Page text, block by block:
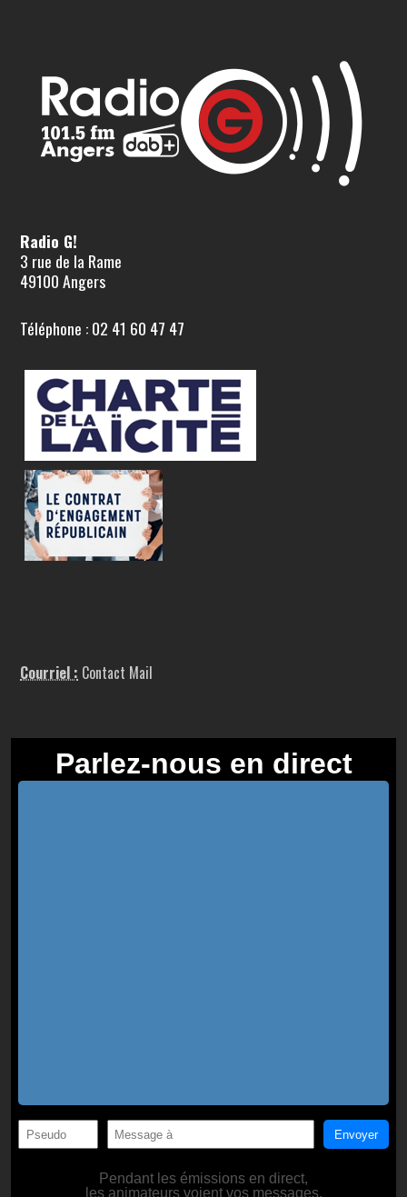
Radio G!
3 rue de la Rame
49100 Angers
Téléphone : 02 41 60 47 47
Courriel : Contact Mail